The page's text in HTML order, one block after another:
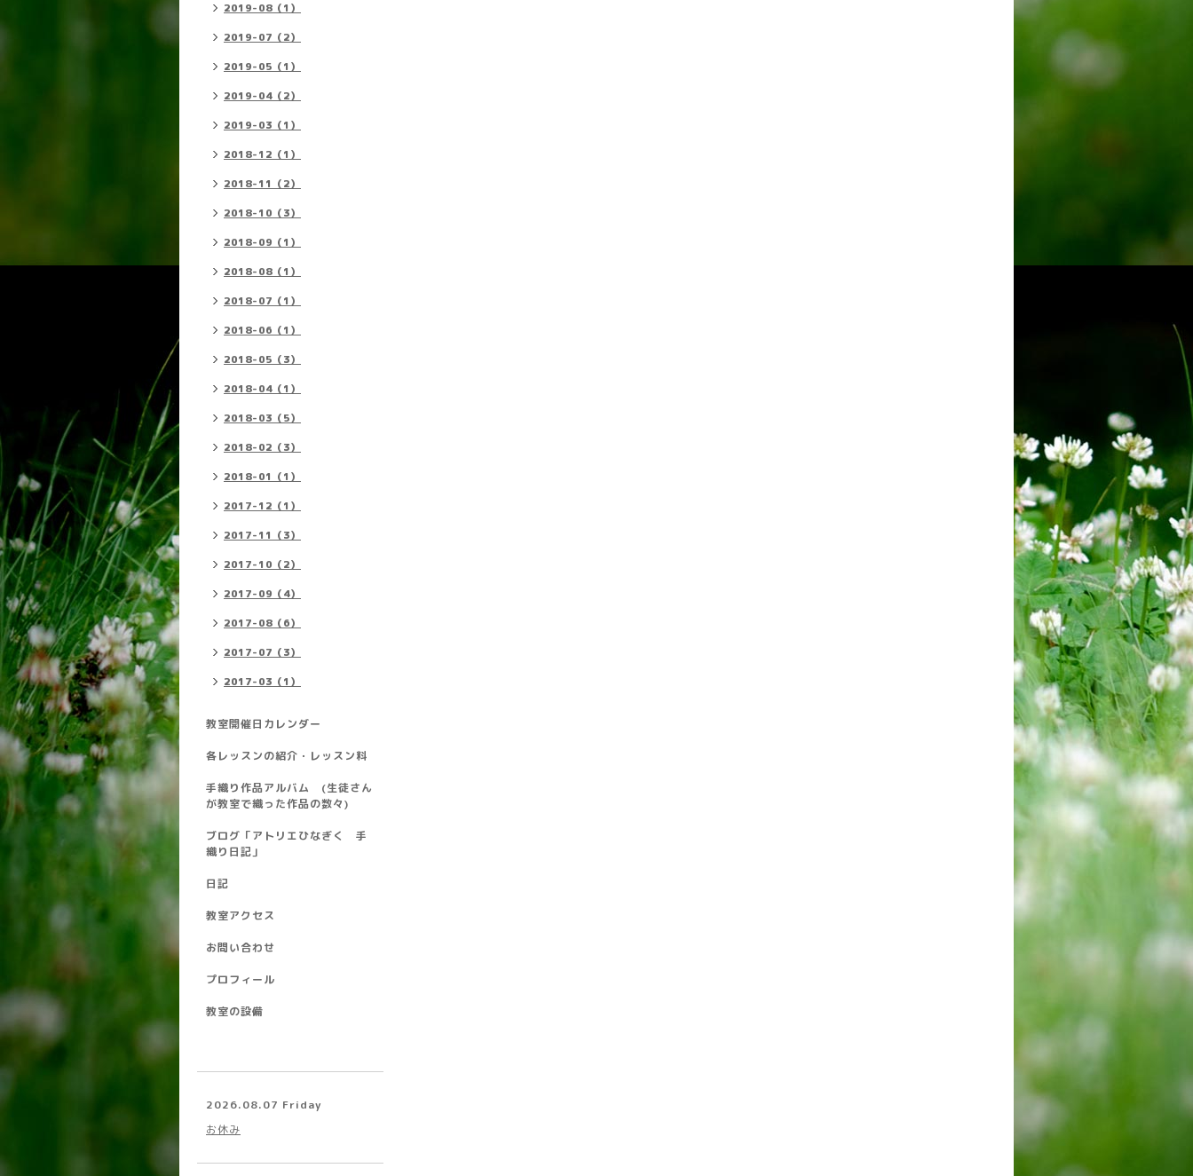
2019-08（1）
2019-07（2）
2019-05（1）
2019-04（2）
2019-03（1）
2018-12（1）
2018-11（2）
2018-10（3）
2018-09（1）
2018-08（1）
2018-07（1）
2018-06（1）
2018-05（3）
2018-04（1）
2018-03（5）
2018-02（3）
2018-01（1）
2017-12（1）
2017-11（3）
2017-10（2）
2017-09（4）
2017-08（6）
2017-07（3）
2017-03（1）
教室開催日カレンダー
各レッスンの紹介・レッスン料
手織り作品アルバム (生徒さん
が教室で織った作品の数々)
ブログ「アトリエひなぎく 手
織り日記」
日記
教室アクセス
お問い合わせ
プロフィール
教室の設備
2026.08.07 Friday
お休み